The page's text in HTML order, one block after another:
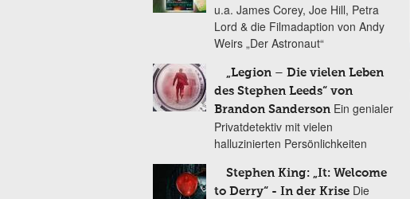
u.a. James Corey, Joe Hill, Petra
Lord & die Filmadaption von Andy
Weirs „Der Astronaut“
„Legion – Die vielen Leben
des Stephen Leeds“ von
Brandon Sanderson Ein genialer
Privatdetektiv mit vielen
halluzinierten Persönlichkeiten
Stephen King: „It: Welcome
to Derry“ - In der Krise Die